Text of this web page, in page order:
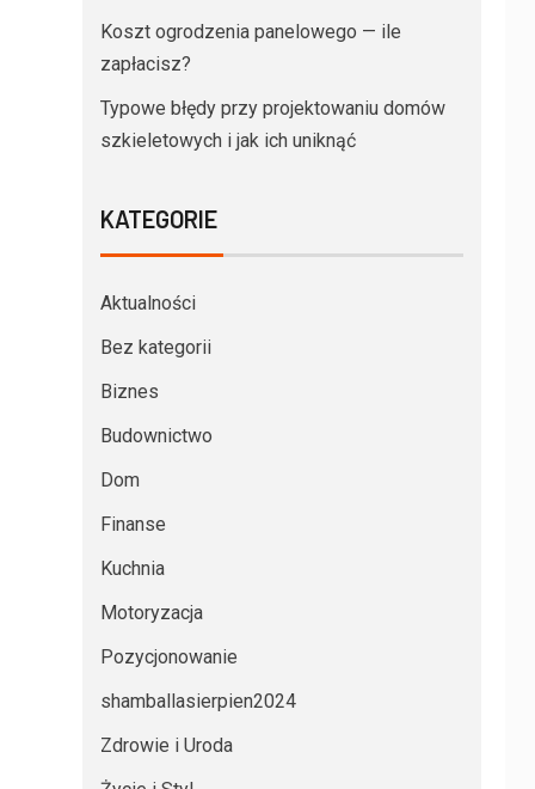
Koszt ogrodzenia panelowego — ile
zapłacisz?
Typowe błędy przy projektowaniu domów
szkieletowych i jak ich uniknąć
KATEGORIE
Aktualności
Bez kategorii
Biznes
Budownictwo
Dom
Finanse
Kuchnia
Motoryzacja
Pozycjonowanie
shamballasierpien2024
Zdrowie i Uroda